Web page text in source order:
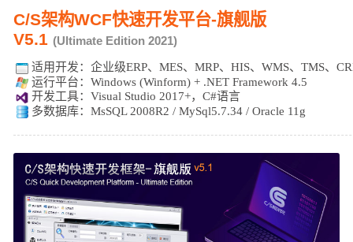
C/S架构WCF快速开发平台-旗舰版
V5.1 (Ultimate Edition 2021)
适用开发： 企业级ERP、MES、MRP、HIS、WMS、TMS、
运行平台：Windows (Winform) + .NET Framework 4.5
开发工具：Visual Studio 2017+，C#语言
多数据库：MsSQL 2008R2 / MySql5.7.34 / Oracle 11g